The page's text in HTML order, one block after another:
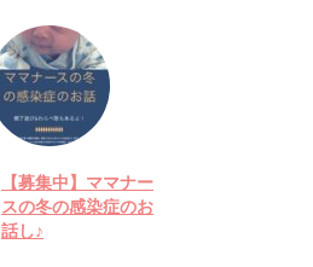
【募集中】ママナー
スの冬の感染症のお
話し♪